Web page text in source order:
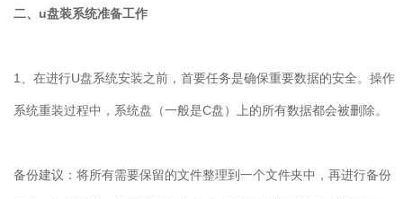
二、 u盘装系统准备工作
1、在进行U盘系统安装之前，首要任务是确保重要数据的安全。操作
系统重装过程中，系统盘（一般是C盘）上的所有数据都会被删除。
备份建议：将所有需要保留的文件整理到一个文件夹中，再进行备份